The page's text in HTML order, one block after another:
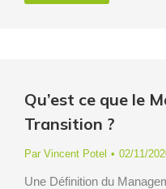
Qu’est ce que le
Transition ?
Par Vincent Potel 02/11/
Une Définition du